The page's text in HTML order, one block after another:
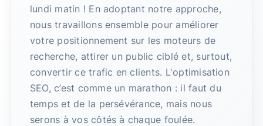
lundi matin ! En adoptant notre approche,
nous travaillons ensemble pour améliorer
votre positionnement sur les moteurs de
recherche, attirer un public ciblé et, surtout,
convertir ce trafic en clients. L'optimisation
SEO, c’est comme un marathon : il faut du
temps et de la persévérance, mais nous
serons à vos côtés à chaque foulée.